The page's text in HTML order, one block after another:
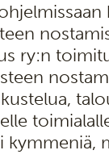
ry:n
kymmeniä,